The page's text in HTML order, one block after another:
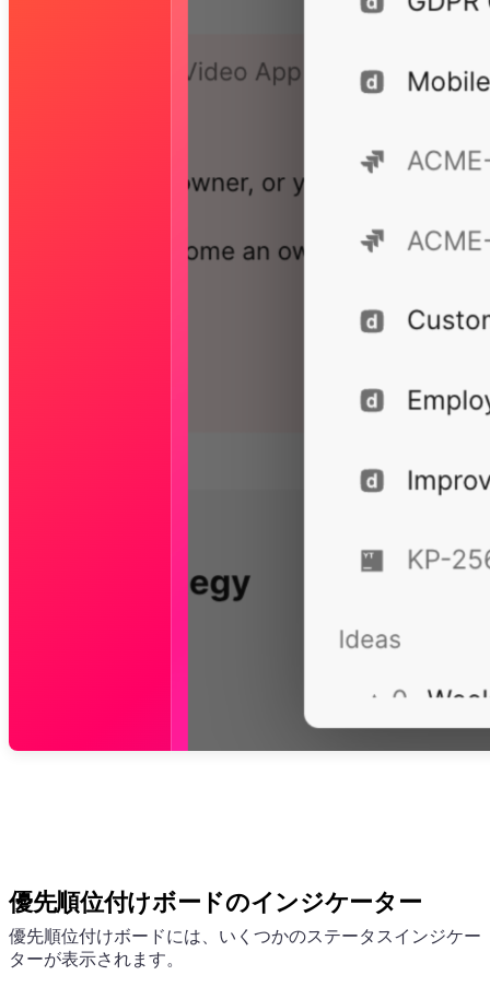
優先順位付けボードのインジケーター
優先順位付けボードには、いくつかのステータスインジケー
ターが表示されます。